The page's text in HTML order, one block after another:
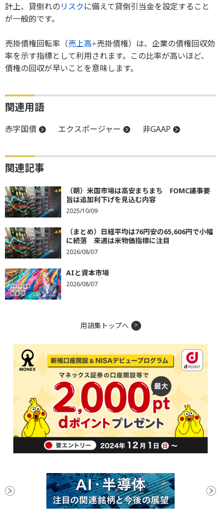
計上、貸倒れのリスクに備えて貸倒引当金を設定すること
が一般的です。
売掛債権回転率（売上高÷売掛債権）は、企業の債権回収効
率を示す指標として利用されます。この比率が高いほど、
債権の回収が早いことを意味します。
関連用語
赤字国債 エクスポージャー 非GAAP
関連記事
（朝）米国市場は高安まちまち FOMC議事要
旨は追加利下げを見込む内容
2025/10/09
（まとめ）日経平均は76円安の65,606円で小幅
に続落 来週は米物価指標に注目
2026/08/07
AIと資本市場
2026/08/07
用語集トップへ